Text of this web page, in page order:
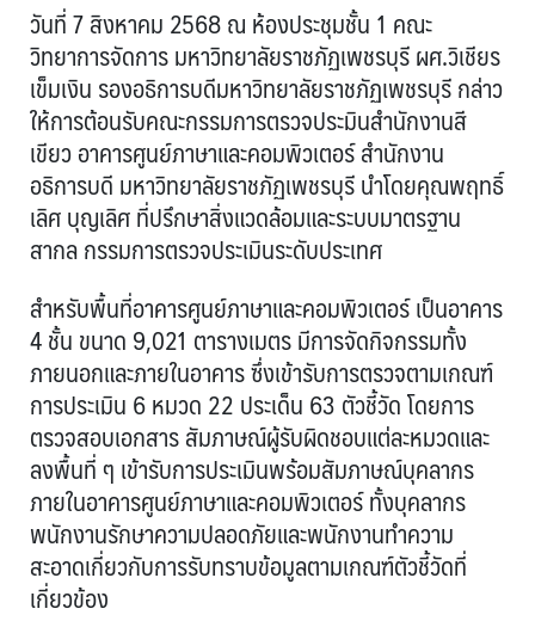
วันที่ 7 สิงหาคม 2568 ณ ห้องประชุมชั้น 1 คณะ
วิทยาการจัดการ มหาวิทยาลัยราชภัฏเพชรบุรี ผศ.วิเชียร
เข็มเงิน รองอธิการบดีมหาวิทยาลัยราชภัฏเพชรบุรี กล่าว
ให้การต้อนรับคณะกรรมการตรวจประมินสำนักงานสี
เขียว อาคารศูนย์ภาษาและคอมพิวเตอร์ สำนักงาน
อธิการบดี มหาวิทยาลัยราชภัฏเพชรบุรี นำโดยคุณพฤทธิ์
เลิศ บุญเลิศ ที่ปรึกษาสิ่งแวดล้อมและระบบมาตรฐาน
สากล กรรมการตรวจประเมินระดับประเทศ
สำหรับพื้นที่อาคารศูนย์ภาษาและคอมพิวเตอร์ เป็นอาคาร
4 ชั้น ขนาด 9,021 ตารางเมตร มีการจัดกิจกรรมทั้ง
ภายนอกและภายในอาคาร ซึ่งเข้ารับการตรวจตามเกณฑ์
การประเมิน 6 หมวด 22 ประเด็น 63 ตัวชี้วัด โดยการ
ตรวจสอบเอกสาร สัมภาษณ์ผู้รับผิดชอบแต่ละหมวดและ
ลงพื้นที่ ๆ เข้ารับการประเมินพร้อมสัมภาษณ์บุคลากร
ภายในอาคารศูนย์ภาษาและคอมพิวเตอร์ ทั้งบุคลากร
พนักงานรักษาความปลอดภัยและพนักงานทำความ
สะอาดเกี่ยวกับการรับทราบข้อมูลตามเกณฑ์ตัวชี้วัดที่
เกี่ยวข้อง